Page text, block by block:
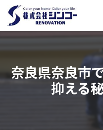
奈良県奈良市
抑える